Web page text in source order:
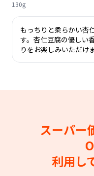
130g
もっちりと柔らかい杏
す。杏仁豆腐の優しい
りをお楽しみいただけ
スーパー
利用し